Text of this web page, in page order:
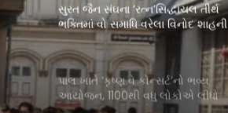
સુરત જૈન સંઘના ‘રત્ન’સિદ્ધાચલ તીર્થ
ભક્તિમાં વો સમાધિ વરેલા વિનોદ શાહની
અલવિદા
પાલ ખાતે ‘કૃષ્ણ વે કોન્સર્ટ’નો ભવ્ય
આયોજન, 1100થી વધુ લોકોએ લીધો